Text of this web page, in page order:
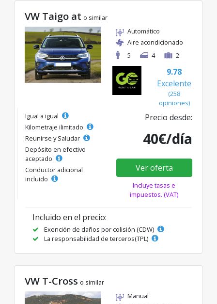
VW Taigo at o similar
Automático
Aire acondicionado
5
4 2
9.78
Excelente
(258
opiniones)
Igual a igual
Kilometraje ilimitado
Reunirse y Saludar
Depósito en efectivo
aceptado
Conductor adicional
incluido
Precio desde:
40€/día
Ver oferta
Incluye tasas e
impuestos. (VAT)
Incluido en el precio:
Exención de daños por colisión (CDW)
La responsabilidad de terceros(TPL)
VW T-Cross o similar
Manual